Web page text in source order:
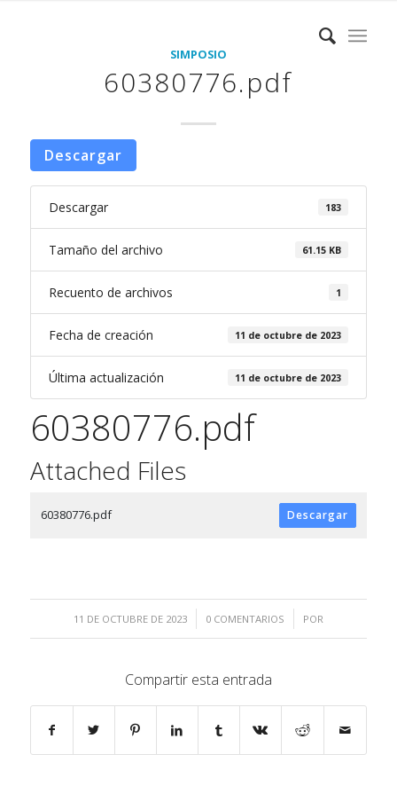
SIMPOSIO
60380776.pdf
Descargar
Descargar 183
Tamaño del archivo 61.15 KB
Recuento de archivos 1
Fecha de creación 11 de octubre de 2023
Última actualización 11 de octubre de 2023
60380776.pdf
Attached Files
60380776.pdf Descargar
11 DE OCTUBRE DE 2023
/ 0 COMENTARIOS
/ POR
Compartir esta entrada